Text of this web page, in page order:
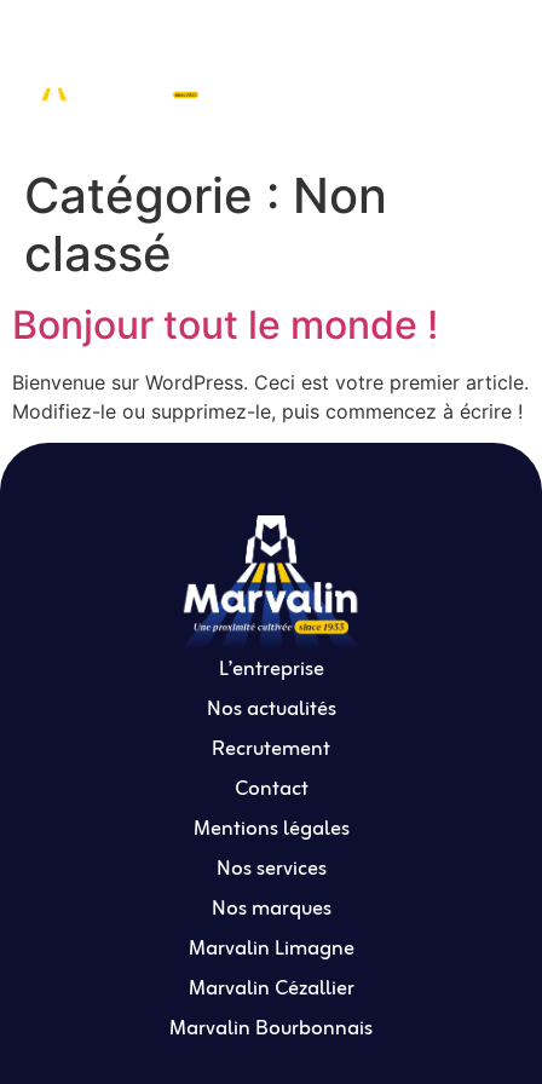
Catégorie : Non
classé
Bonjour tout le monde !
Bienvenue sur WordPress. Ceci est votre premier article.
Modifiez-le ou supprimez-le, puis commencez à écrire !
L’entreprise
Nos actualités
Recrutement
Contact
Mentions légales
Nos services
Nos marques
Marvalin Limagne
Marvalin Cézallier
Marvalin Bourbonnais